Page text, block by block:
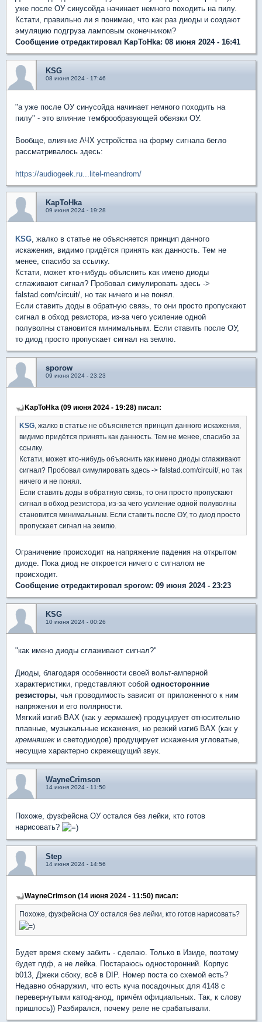
уже после ОУ синусойда начинает немного походить на пилу.
Кстати, правильно ли я понимаю, что как раз диоды и создают
эмуляцию подгруза ламповым оконечником?
Сообщение отредактировал KapToHka: 08 июня 2024 - 16:41
KSG
08 июня 2024 - 17:46
"а уже после ОУ синусойда начинает немного походить на
пилу" - это влияние темброобразующей обвязки ОУ.
Вообще, влияние АЧХ устройства на форму сигнала бегло
рассматривалось здесь:
https://audiogeek.ru...litel-meandrom/
KapToHka
09 июня 2024 - 19:28
KSG, жалко в статье не объясняется принцип данного
искажения, видимо придётся принять как данность. Тем не
менее, спасибо за ссылку.
Кстати, может кто-нибудь объяснить как имено диоды
сглаживают сигнал? Пробовал симулировать здесь ->
falstad.com/circuit/, но так ничего и не понял.
Если ставить доды в обратную связь, то они просто пропускают
сигнал в обход резистора, из-за чего усиление одной
полуволны становится минимальным. Если ставить после ОУ,
то диод просто пропускает сигнал на землю.
sporow
09 июня 2024 - 23:23
KapToHka (09 июня 2024 - 19:28) писал:
KSG , жалко в статье не объясняется принцип данного искажения,
видимо придётся принять как данность. Тем не менее, спасибо за
ссылку.
Кстати, может кто-нибудь объяснить как имено диоды сглаживают
сигнал? Пробовал симулировать здесь -> falstad.com/circuit/, но так
ничего и не понял.
Если ставить доды в обратную связь, то они просто пропускают
сигнал в обход резистора, из-за чего усиление одной полуволны
становится минимальным. Если ставить после ОУ, то диод просто
пропускает сигнал на землю.
Ограничение происходит на напряжение падения на открытом
диоде. Пока диод не откроется ничего с сигналом не
происходит.
Сообщение отредактировал sporow: 09 июня 2024 - 23:23
KSG
10 июня 2024 - 00:26
"как имено диоды сглаживают сигнал?"
Диоды, благодаря особенности своей вольт-амперной
характеристики, представляют собой односторонние
резисторы, чья проводимость зависит от приложенного к ним
напряжения и его полярности.
Мягкий изгиб ВАХ (как у гермашек) продуцирует относительно
плавные, музыкальные искажения, но резкий изгиб ВАХ (как у
кремняшеки светодиодов) продуцирует искажения угловатые,
несущие характерно скрежещущий звук.
WayneCrimson
14 июня 2024 - 11:50
Похоже, фузфейсна ОУ остался без лейки, кто готов
нарисовать?
Step
14 июня 2024 - 14:56
WayneCrimson (14 июня 2024 - 11:50) писал:
Похоже, фузфейсна ОУ остался без лейки, кто готов нарисовать?
Будет время схему забить - сделаю. Только в Изиде, поэтому
будет пдф, а не лейка. Постараюсь односторонний. Корпус
b013, Джеки сбоку, всё в DIP. Номер поста со схемой есть?
Недавно обнаружил, что есть куча посадочных для 4148 с
перевернутыми катод-анод, причём официальных. Так, к слову
пришлось)) Разбирался, почему реле не срабатывали.